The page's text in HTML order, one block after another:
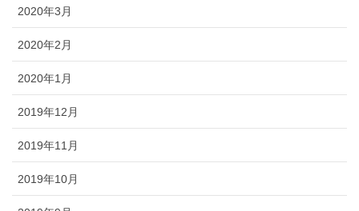
2020年3月
2020年2月
2020年1月
2019年12月
2019年11月
2019年10月